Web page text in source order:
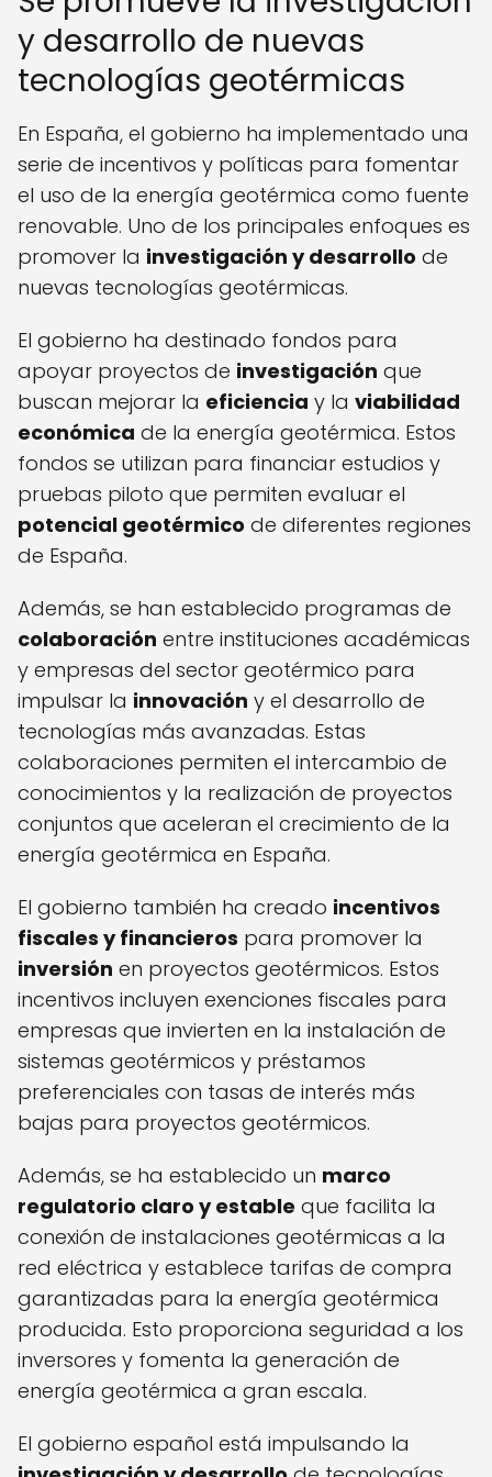
y desarrollo de nuevas
tecnologías geotérmicas
En España, el gobierno ha implementado una
serie de incentivos y políticas para fomentar
el uso de la energía geotérmica como fuente
renovable. Uno de los principales enfoques es
promover la investigación y desarrollo de
nuevas tecnologías geotérmicas.
El gobierno ha destinado fondos para
apoyar proyectos de investigación que
buscan mejorar la eficiencia y la viabilidad
económica de la energía geotérmica. Estos
fondos se utilizan para financiar estudios y
pruebas piloto que permiten evaluar el
potencial geotérmico de diferentes regiones
de España.
Además, se han establecido programas de
colaboración entre instituciones académicas
y empresas del sector geotérmico para
impulsar la innovación y el desarrollo de
tecnologías más avanzadas. Estas
colaboraciones permiten el intercambio de
conocimientos y la realización de proyectos
conjuntos que aceleran el crecimiento de la
energía geotérmica en España.
El gobierno también ha creado incentivos
fiscales y financieros para promover la
inversión en proyectos geotérmicos. Estos
incentivos incluyen exenciones fiscales para
empresas que invierten en la instalación de
sistemas geotérmicos y préstamos
preferenciales con tasas de interés más
bajas para proyectos geotérmicos.
Además, se ha establecido un marco
regulatorio claro y estable que facilita la
conexión de instalaciones geotérmicas a la
red eléctrica y establece tarifas de compra
garantizadas para la energía geotérmica
producida. Esto proporciona seguridad a los
inversores y fomenta la generación de
energía geotérmica a gran escala.
El gobierno español está impulsando la